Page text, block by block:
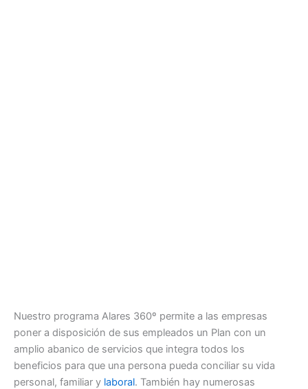
Nuestro programa Alares 360º permite a las empresas
poner a disposición de sus empleados un Plan con un
amplio abanico de servicios que integra todos los
beneficios para que una persona pueda conciliar su vida
personal, familiar y laboral. También hay numerosas